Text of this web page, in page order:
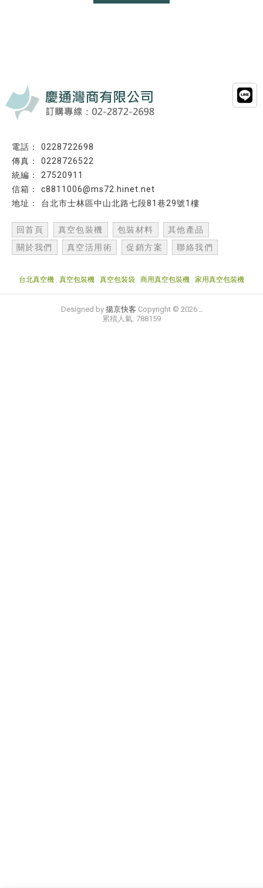
0228722698
0228726522
27520911
c8811006@ms72.hinet.net
台北市士林區中山北路七段81巷29號1樓
回首頁 真空包裝機 包裝材料
其他產品
關於我們
真空活用術 促銷方案 聯絡我們
台北真空機 真空包裝機 真空包裝袋 商用真空包裝機 家用真空包裝機
Designed by 揚京快客 Copyright © 2026 ..
累積人氣: 788159